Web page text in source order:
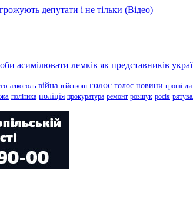
депутати і не тільки (Відео)
асимілювати лемків як представників
алкоголь війна військові голос голос новини гроші
політика поліція прокуратура ремонт розшук росія